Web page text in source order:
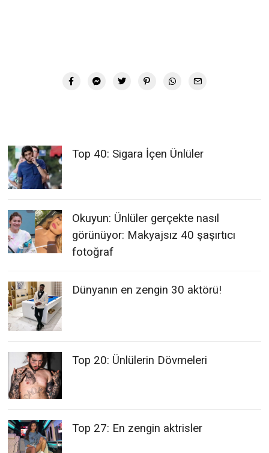
Top 40: Sigara İçen Ünlüler
Okuyun: Ünlüler gerçekte nasıl
görünüyor: Makyajsız 40 şaşırtıcı
fotoğraf
Dünyanın en zengin 30 aktörü!
Top 20: Ünlülerin Dövmeleri
Top 27: En zengin aktrisler